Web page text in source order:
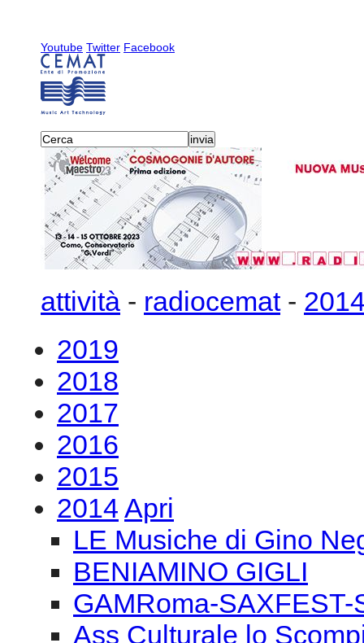
Youtube Twitter Facebook
attività - radiocemat-
2019
2018
2017
2016
2015
2014 Apri
LE Musiche di Gino
BENIAMINO GIGLI
GAMRoma-SAXFEST-
Ass Culturale lo